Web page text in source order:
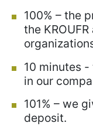
100% – the
the
10 minutes
in our
101% – we
deposit.